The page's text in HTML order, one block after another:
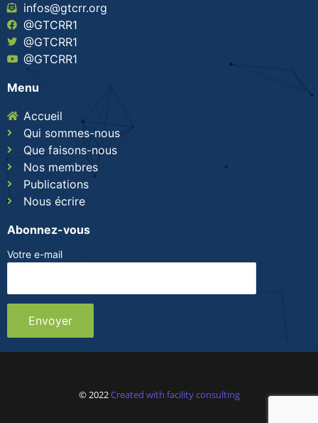
infos@gtcrr.org
@GTCRR1
@GTCRR1
@GTCRR1
Menu
Accueil
Qui sommes-nous
Que faisons-nous
Nos membres
Publications
Nous écrire
Abonnez-vous
Votre e-mail
© 2022Created with facility consulting